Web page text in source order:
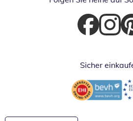
Öffnet inÖffnet in
Sicher
Öffnet in neuem